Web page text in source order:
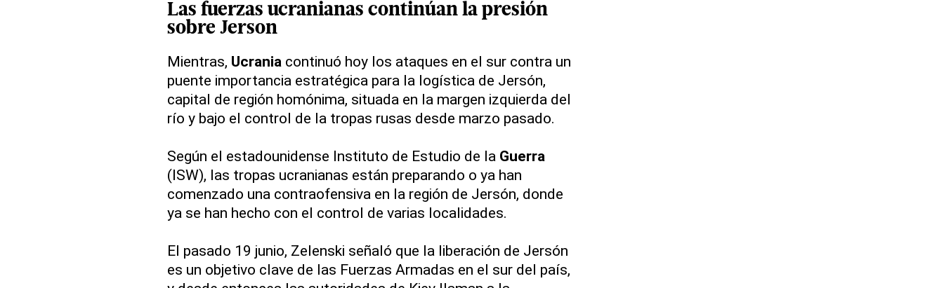
Las fuerzas ucranianas continúan la presión
sobre Jerson
Mientras, Ucraniacontinuó hoy los ataques en el sur contra un
puente importancia estratégica para la logística de Jersón,
capital de región homónima, situada en la margen izquierda del
río y bajo el control de la tropas rusas desde marzo pasado.
Según el estadounidense Instituto de Estudio de la Guerra
(ISW), las tropas ucranianas están preparando o ya han
comenzado una contraofensiva en la región de Jersón, donde
ya se han hecho con el control de varias localidades.
El pasado 19 junio, Zelenski señaló que la liberación de Jersón
es un objetivo clave de las Fuerzas Armadas en el sur del país,